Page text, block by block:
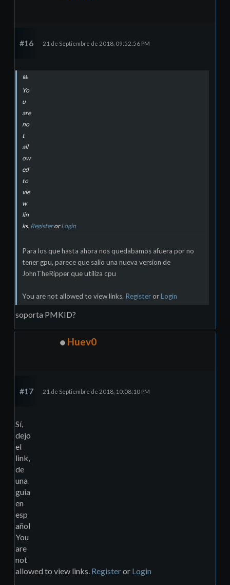
#16 21 de Septiembre de 2018, 09:52:56 PM
Yo
u
are
no
t
all
ow
ed
to
vie
w
lin
ks. RegisterorLogin
Para los que hasta ahora nos quedabamos afuera por no
tener gpu, parece que salio una nueva version de
JohnTheRipper que utiliza cpu
You are not allowed to view links. RegisterorLogin
soporta PMKID?
Huev0
#17 21 de Septiembre de 2018, 10:08:10 PM
Sí,
dejo
el
link,
de
una
guia
en
esp
añol
You
are
not
allowed to view links. Registeror Login